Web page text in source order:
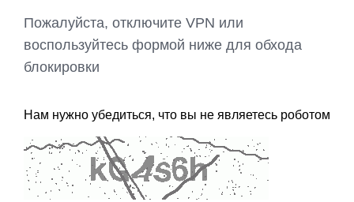
Пожалуйста, отключите VPN или
воспользуйтесь формой ниже для обхода
блокировки
Нам нужно убедиться, что вы не являетесь роботом